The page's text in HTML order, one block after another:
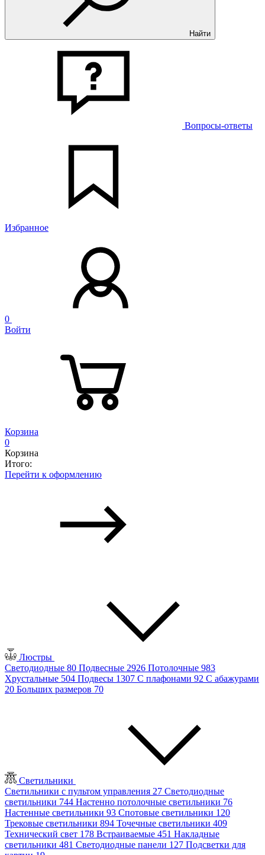
Найти
Вопросы-ответы
Избранное
0
Войти
Корзина
0
Корзина
Итого:
Перейти к оформлению
Люстры
Светодиодные 80 Подвесные 2926 Потолочные 983
Хрустальные 504 Подвесы 1307 С плафонами 92 С абажурами
20 Больших размеров 70
Светильники
Светильники с пультом управления 27 Светодиодные
светильники 744 Настенно потолочные светильники 76
Настенные светильники 93 Спотовые светильники 120
Трековые светильники 894 Точечные светильники 409
Технический свет 178 Встраиваемые 451 Накладные
светильники 481 Светодиодные панели 127 Подсветки для